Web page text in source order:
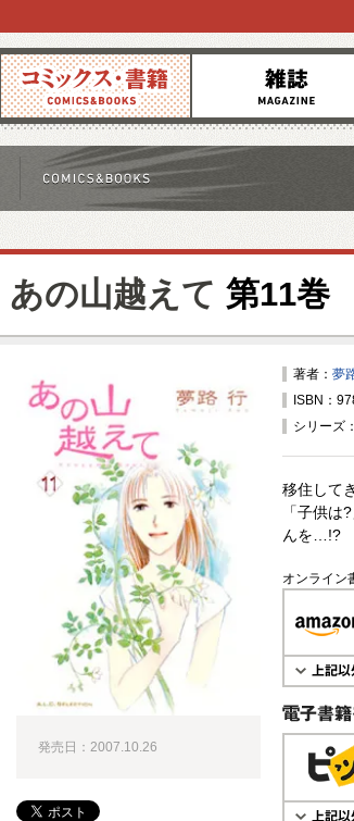
コミックス 雑誌
あの山越えて 第11巻
著者： 夢
ISBN：
シリーズ：
移住して
「子供
んを…!?
オンライン
電子書籍で
発売日：2007.10.26